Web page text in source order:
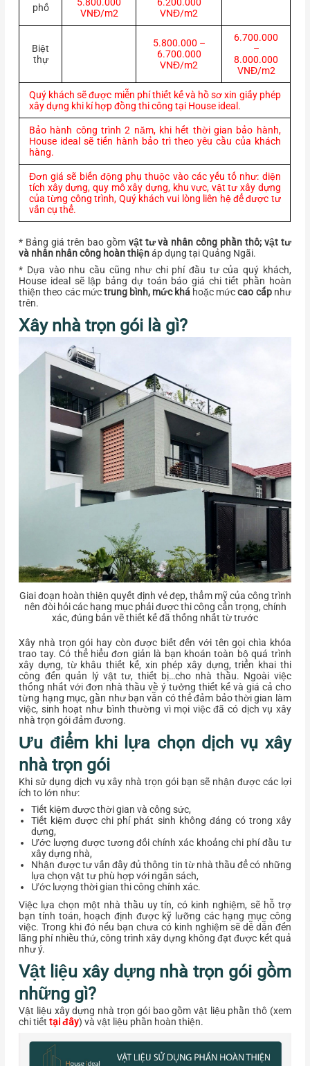
phố
VNĐ/m2
VNĐ/m2
Biệt
thự
5.800.000 –
6.700.000
VNĐ/m2
6.700.000
–
8.000.000
VNĐ/m2
Quý khách sẽ được miễn phí thiết kế và hồ sơ xin giấy phép
xây dựng khi kí hợp đồng thi công tại House ideal.
Bảo hành công trình 2 năm, khi hết thời gian bảo hành,
House ideal sẽ tiến hành bảo trì theo yêu cầu của khách
hàng.
Đơn giá sẽ biến động phụ thuộc vào các yếu tố như: diện
tích xây dựng, quy mô xây dựng, khu vực, vật tư xây dựng
của từng công trình, Quý khách vui lòng liên hệ để được tư
vấn cụ thể.
* Bảng giá trên bao gồm vật tư và nhân công phần thô; vật tư
và nhân nhân công hoàn thiệnáp dụng tại Quảng Ngãi.
* Dựa vào nhu cầu cũng như chi phí đầu tư của quý khách,
House ideal sẽ lập bảng dự toán báo giá chi tiết phần hoàn
thiện theo các mứctrung bình, mức khá hoặc mứccao cấpnhư
trên.
Xây nhà trọn gói là gì?
Giai đoạn hoàn thiện quyết định vẻ đẹp, thẩm mỹ của công trình
nên đòi hỏi các hạng mục phải được thi công cẩn trọng, chính
xác, đúng bản vẽ thiết kế đã thống nhất từ trước
Xây nhà trọn gói hay còn được biết đến với tên gọi chìa khóa
trao tay. Có thể hiểu đơn giản là bạn khoán toàn bộ quá trình
xây dựng, từ khâu thiết kế, xin phép xây dựng, triển khai thi
công đến quản lý vật tư, thiết bị…cho nhà thầu. Ngoài việc
thống nhất với đơn nhà thầu về ý tưởng thiết kế và giá cả cho
từng hạng mục, gần như bạn vẫn có thể đảm bảo thời gian làm
việc, sinh hoạt như bình thường vì mọi việc đã có dịch vụ xây
nhà trọn gói đảm đương.
Ưu điểm khi lựa chọn dịch vụ xây
nhà trọn gói
Khi sử dụng dịch vụ xây nhà trọn gói bạn sẽ nhận được các lợi
ích to lớn như:
Tiết kiệm được thời gian và công sức,
Tiết kiệm được chi phí phát sinh không đáng có trong xây
dựng,
Ước lượng được tương đối chính xác khoảng chi phí đầu tư
xây dựng nhà,
Nhận được tư vấn đầy đủ thông tin từ nhà thầu để có những
lựa chọn vật tư phù hợp với ngân sách,
Ước lượng thời gian thi công chính xác.
Việc lựa chọn một nhà thầu uy tín, có kinh nghiệm, sẽ hỗ trợ
bạn tính toán, hoạch định được kỹ lưỡng các hạng mục công
việc. Trong khi đó nếu bạn chưa có kinh nghiệm sẽ dễ dẫn đến
lãng phí nhiều thứ, công trình xây dựng không đạt được kết quả
như ý.
Vật liệu xây dựng nhà trọn gói gồm
những gì?
Vật liệu xây dựng nhà trọn gói bao gồm vật liệu phần thô (xem
chi tiếttại đây) và vật liệu phần hoàn thiện.